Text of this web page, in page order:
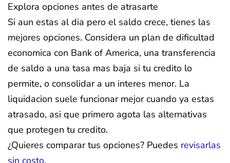
Explora opciones antes de atrasarte
Si aun estas al dia pero el saldo crece, tienes las
mejores opciones. Considera un plan de dificultad
economica con Bank of America, una transferencia
de saldo a una tasa mas baja si tu credito lo
permite, o consolidar a un interes menor. La
liquidacion suele funcionar mejor cuando ya estas
atrasado, asi que primero agota las alternativas
que protegen tu credito.
¿Quieres comparar tus opciones? Puedes revisarlas
sin costo.